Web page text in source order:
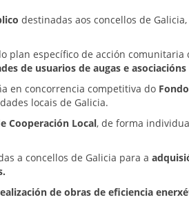
destinadas aos concellos de
plan específico de acción comunitaria
de usuarios de augas e
en concorrencia competitiva do
locais de Galicia.
Cooperación Local, de forma
a concellos de Galicia para a
de obras de eficiencia